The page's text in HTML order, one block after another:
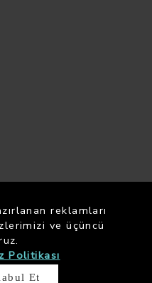
reklamları
ve üçüncü
Politikası
Et